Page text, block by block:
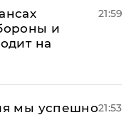
и
на
21:59
мы успешно21:53